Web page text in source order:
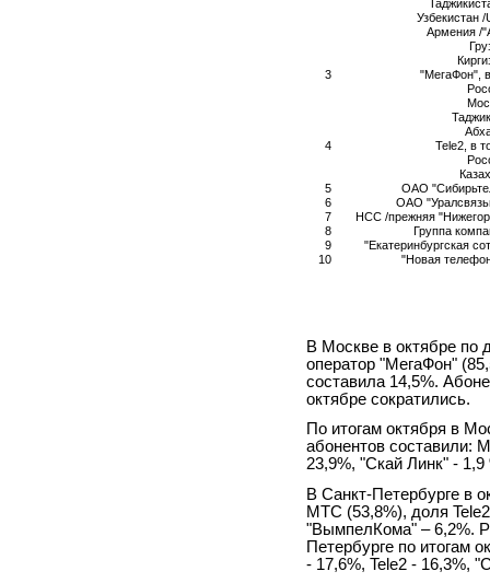
Узбекистан
Армения /
3
"МегаФон",
4
Tele2, в
5
ОАО
6
ОАО
7
НСС /прежняя
8
Группа
9
"Екатеринбургская
10
"Новая
В Москве в октябре по
оператор "МегаФон"
составила 14,5%.
октябре сократились.
По итогам октября в
абонентов составили:
23,9%, "Скай Линк" - 1,9
В Санкт-Петербурге в
МТС (53,8%), доля
"ВымпелКома" – 6,2%.
Петербурге по итогам
- 17,6%, Tele2 - 16,3%,